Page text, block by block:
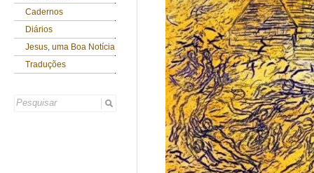
Cadernos
Diários
Jesus, uma Boa Notícia
Traduções